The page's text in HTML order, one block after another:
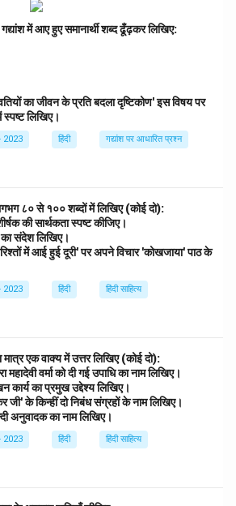
में आए हुए समानार्थी शब्द ढूँढ़कर लिखिए:
का जीवन के प्रति बदला दृष्टिकोण' इस विषय पर
लिखिए।
2023 हिंदी गद्यांश पर आधारित प्रश्न
८० से १०० शब्दों में लिखिए (कोई दो):
की सार्थकता स्पष्ट कीजिए।
का संदेश लिखिए।
में आई हुई दूरी' पर अपने विचार 'कोखजाया' पाठ के
2023 हिंदी हिंदी साहित्य
एक वाक्य में उत्तर लिखिए (कोई दो):
वर्मा को दी गई उपाधि का नाम लिखिए।
कार्य का प्रमुख उद्देश्य लिखिए।
जी' के किन्हीं दो निबंध संग्रहों के नाम लिखिए।
अनुवादक का नाम लिखिए।
2023 हिंदी हिंदी साहित्य